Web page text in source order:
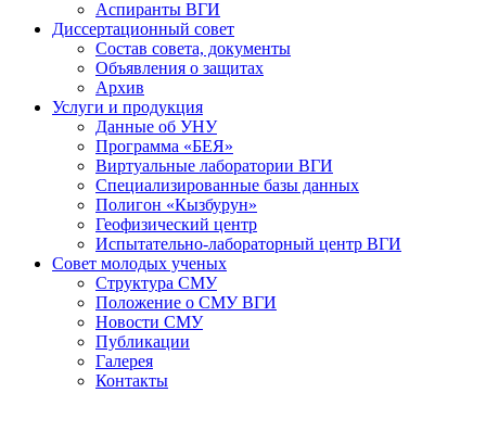
Аспиранты ВГИ
Диссертационный совет
Состав совета, документы
Объявления о защитах
Архив
Услуги и продукция
Данные об УНУ
Программа «БЕЯ»
Виртуальные лаборатории ВГИ
Специализированные базы данных
Полигон «Кызбурун»
Геофизический центр
Испытательно-лабораторный центр ВГИ
Совет молодых ученых
Структура СМУ
Положение о СМУ ВГИ
Новости СМУ
Публикации
Галерея
Контакты